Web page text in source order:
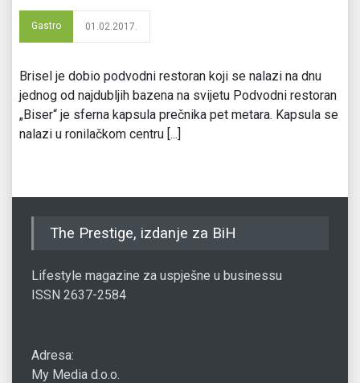
Gastro 01.02.2017.
Brisel je dobio podvodni restoran koji se nalazi na dnu
jednog od najdubljih bazena na svijetu Podvodni restoran
„Biser“ je sferna kapsula prečnika pet metara. Kapsula se
nalazi u ronilačkom centru [...]
The Prestige, izdanje za BiH
Lifestyle magazine za uspješne u businessu
ISSN 2637-2584
Adresa:
My Media d.o.o.